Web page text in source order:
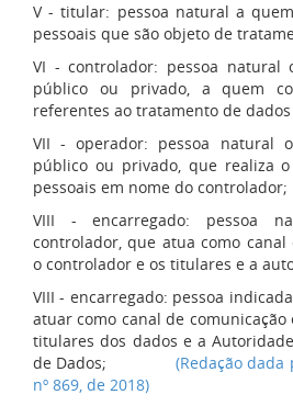
V - titular: pessoa natural a
pessoais que são objeto de
VI - controlador: pessoa
público ou privado, a quem
referentes ao tratamento de dados
VII - operador: pessoa natural
público ou privado, que realiza
pessoais em nome do controlador;
VIII - encarregado: pessoa
controlador, que atua como
o controlador e os titulares e a
VIII - encarregado: pessoa
atuar como canal de
titulares dos dados e a
de Dados;(Redação
nº 869, de 2018)